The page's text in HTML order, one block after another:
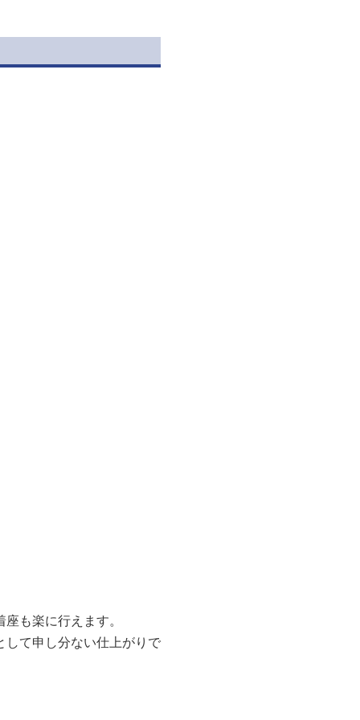
も楽に行えます。
て申し分ない仕上がりで